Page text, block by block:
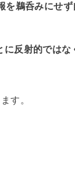
を鵜呑みにせ
に反射的ではな
す。